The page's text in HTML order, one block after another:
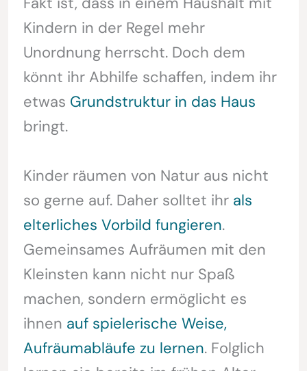
Kindern in der Regel mehr
Unordnung herrscht. Doch dem
könnt ihr Abhilfe schaffen, indem ihr
etwas Grundstruktur in das Haus
bringt.
Kinder räumen von Natur aus nicht
so gerne auf. Daher solltet ihr als
elterliches Vorbild fungieren.
Gemeinsames Aufräumen mit den
Kleinsten kann nicht nur Spaß
machen, sondern ermöglicht es
ihnen auf spielerische Weise,
Aufräumabläufe zu lernen. Folglich